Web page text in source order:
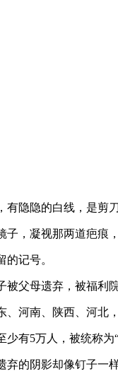
隐隐的白线，是剪刀
，凝视那两道疤痕
记号。
父母遗弃，被福利
南、陕西、河北，
5万人，被统称为“
阴影却像钉子一样